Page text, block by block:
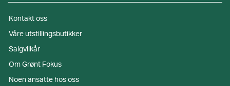
Kontakt oss
Våre utstillingsbutikker
Salgvilkår
Om Grønt Fokus
Noen ansatte hos oss